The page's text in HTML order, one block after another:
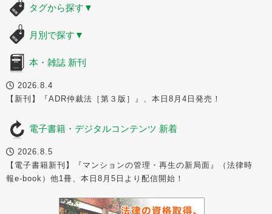
タグから探す ▼
月別で探す ▼
本・雑誌 新刊
2026.8.4
【新刊】『ADR仲裁法［第３版］』、本日8月4日発売！
電子書籍・デジタルコンテンツ 新着
2026.8.5
【電子書籍新刊】『マンションの管理・再生の新局面』（法律時
報e-book）他1冊、本日8月5日より配信開始！